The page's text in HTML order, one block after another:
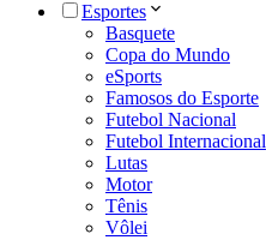
Esportes
Basquete
Copa do Mundo
eSports
Famosos do Esporte
Futebol Nacional
Futebol Internacional
Lutas
Motor
Tênis
Vôlei